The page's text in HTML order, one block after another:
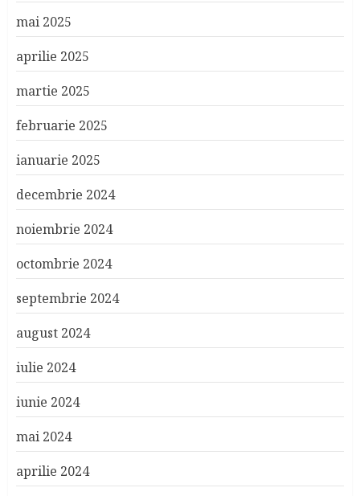
mai 2025
aprilie 2025
martie 2025
februarie 2025
ianuarie 2025
decembrie 2024
noiembrie 2024
octombrie 2024
septembrie 2024
august 2024
iulie 2024
iunie 2024
mai 2024
aprilie 2024